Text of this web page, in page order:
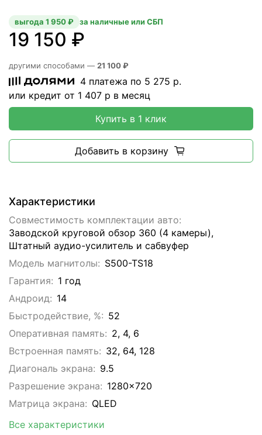
Характеристики
Совместимость комплектации авто:
Заводской круговой обзор 360 (4 камеры),
Штатный аудио-усилитель и сабвуфер
Модель магнитолы: S500-TS18
Гарантия: 1 год
Андроид: 14
Быстродействие, %: 52
Оперативная память: 2, 4, 6
Встроенная память: 32, 64, 128
Диагональ экрана: 9.5
Разрешение экрана: 1280x720
Матрица экрана: QLED
Все характеристики
19 150 ₽
выгода 1 950 ₽ за наличные или СБП
другими способами — 21 100 ₽
4 платежа по 5 275 р.
или кредит от 1 407 р в месяц
Купить в 1 клик
Добавить в корзину